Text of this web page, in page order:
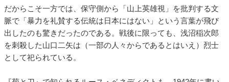
だからこそ一方では、保守側から「山上英雄視」を批判する文
脈で「暴力を礼賛する伝統は日本にはない」という言葉が飛び
出したのも驚きだったのである。戦後に限っても、浅沼稲次郎
を刺殺した山口二矢は（一部の人々からであるとはいえ）烈士
として祀られている。